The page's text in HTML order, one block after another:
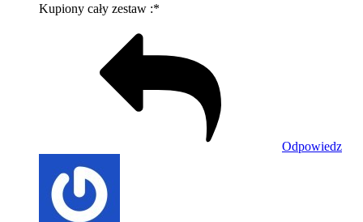
Kupiony cały zestaw :*
Odpowiedz